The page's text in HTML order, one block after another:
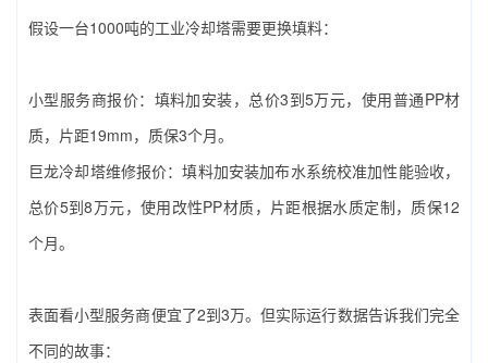
假设一台1000吨的工业冷却塔需要更换填料：
小型服务商报价：填料加安装，总价3到5万元，使用普通PP材
质，片距19mm，质保3个月。
巨龙冷却塔维修报价：填料加安装加布水系统校准加性能验收，
总价5到8万元，使用改性PP材质，片距根据水质定制，质保12
个月。
表面看小型服务商便宜了2到3万。但实际运行数据告诉我们完全
不同的故事：